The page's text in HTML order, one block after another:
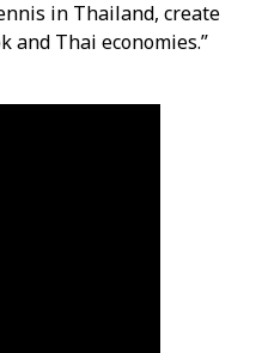
in Thailand, create
Thai economies.”